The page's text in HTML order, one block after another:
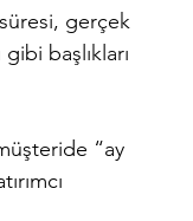
gerçek
başlıkları
“ay